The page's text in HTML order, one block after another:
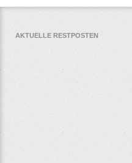
AKTUELLE RESTPOSTEN